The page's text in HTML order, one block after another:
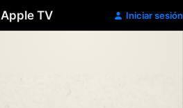
Apple TV Iniciar sesión